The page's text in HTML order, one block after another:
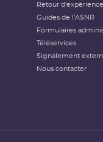
Retour d'expérience
Guides de l'ASNR
Formulaires
Téléservices
Signalement
Nous contacter